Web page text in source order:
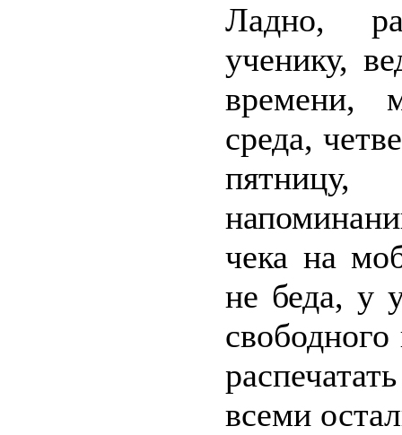
Ладно,
ученику,
времени,
среда,
чека на
не беда, у
всеми